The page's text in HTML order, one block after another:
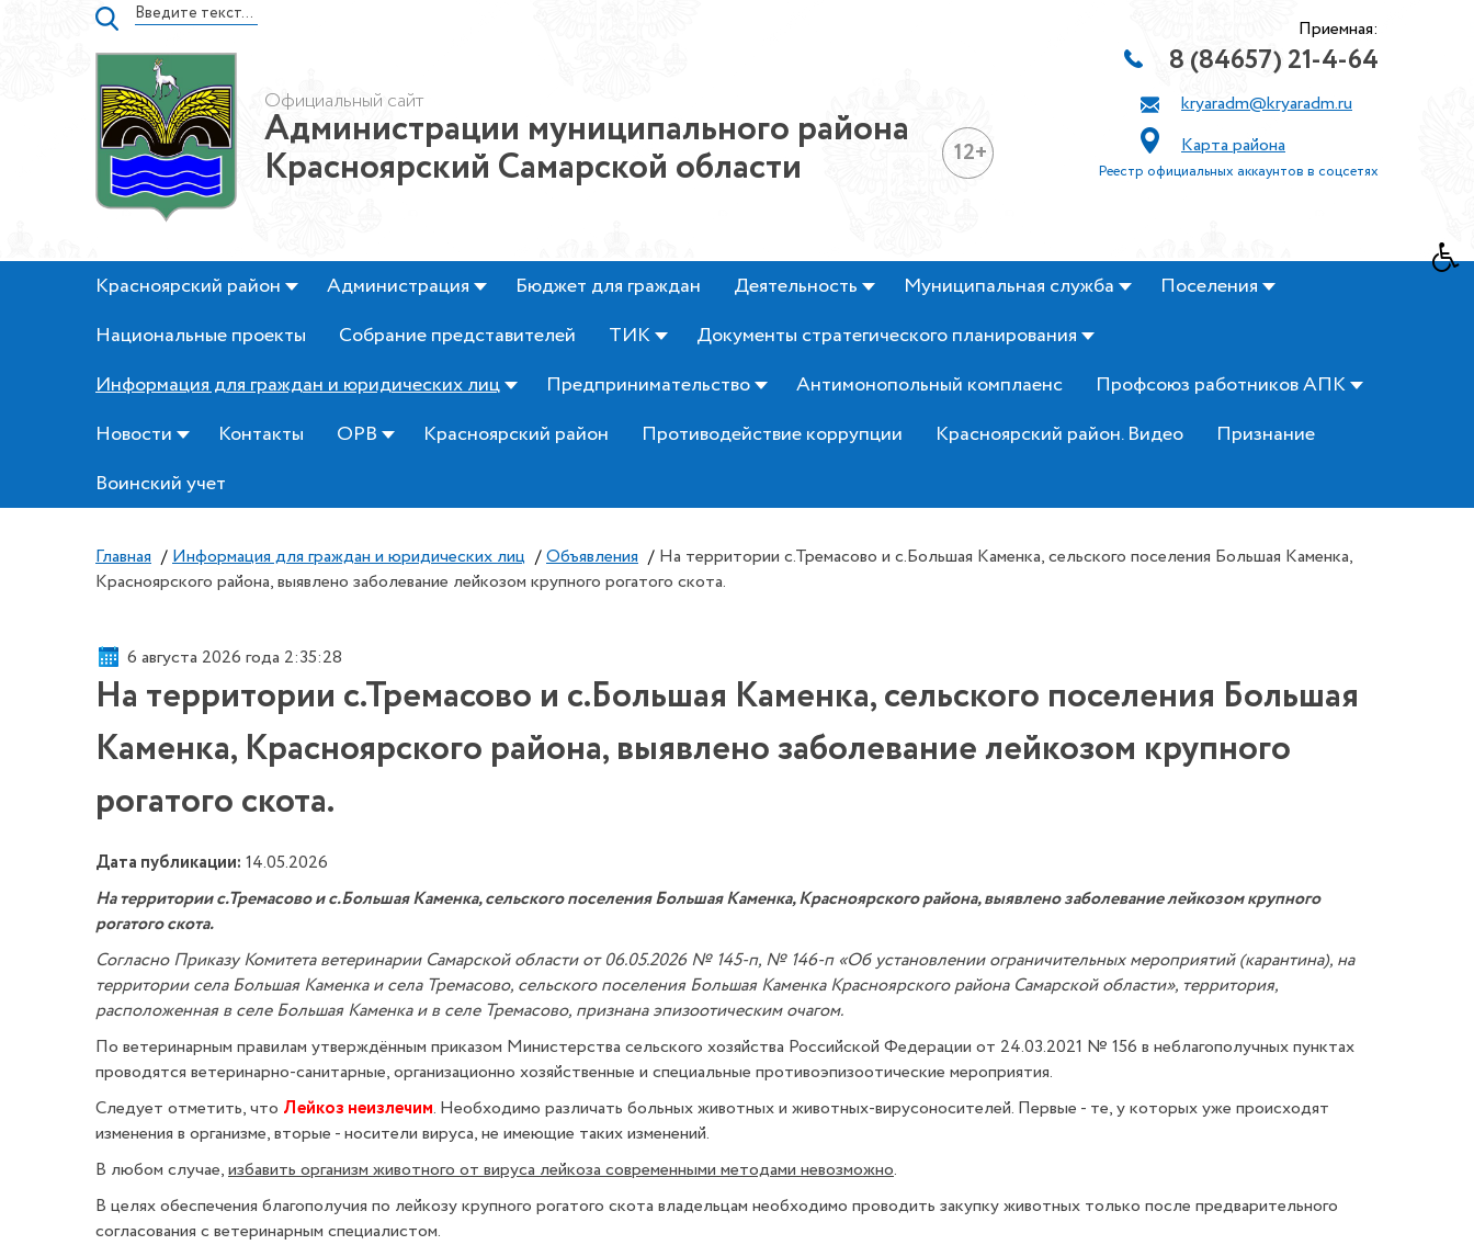
Официальный сайт
Администрации муниципального района
Красноярский Самарской области 12+
Приемная:
8 (84657) 21-4-64
kryaradm@kryaradm.ru
Карта района
Реестр официальных аккаунтов в соцсетях
Красноярский район Администрация Бюджет для граждан Деятельность Муниципальная служба
Поселения
Национальные проекты
Собрание представителей ТИК
Документы стратегического планирования
Информация для граждан и юридических лиц
Предпринимательство Антимонопольный комплаенс
Профсоюз работников АПК
Новости
Контакты ОРВ Красноярский район Противодействие коррупции Красноярский район. Видео
Признание
Воинский учет
Главная / Информация для граждан и юридических лиц / Объявления / На территории с.Тремасово и с.Большая Каменка, сельского поселения Большая Каменка,
Красноярского района, выявлено заболевание лейкозом крупного рогатого скота.
6 августа 2026 года 2:35:29
На территории с.Тремасово и с.Большая Каменка, сельского поселения Большая
Каменка, Красноярского района, выявлено заболевание лейкозом крупного
рогатого скота.
Дата публикации: 14.05.2026
На территории с.Тремасово и с.Большая Каменка, сельского поселения Большая Каменка, Красноярского района, выявлено заболевание лейкозом крупного
рогатого скота.
Согласно Приказу Комитета ветеринарии Самарской области от 06.05.2026 № 145-п, № 146-п «Об установлении ограничительных мероприятий (карантина), на
территории села Большая Каменка и села Тремасово, сельского поселения Большая Каменка Красноярского района Самарской области», территория,
расположенная в селе Большая Каменка и в селе Тремасово, признана эпизоотическим очагом.
По ветеринарным правилам утверждённым приказом Министерства сельского хозяйства Российской Федерации от 24.03.2021 № 156 в неблагополучных пунктах
проводятся ветеринарно-санитарные, организационно хозяйственные и специальные противоэпизоотические мероприятия.
Следует отметить, что Лейкоз неизлечим. Необходимо различать больных животных и животных-вирусоносителей. Первые - те, у которых уже происходят
изменения в организме, вторые - носители вируса, не имеющие таких изменений.
В любом случае,избавить организм животного от вируса лейкоза современными методами невозможно.
В целях обеспечения благополучия по лейкозу крупного рогатого скота владельцам необходимо проводить закупку животных только после предварительного
согласования с ветеринарным специалистом.